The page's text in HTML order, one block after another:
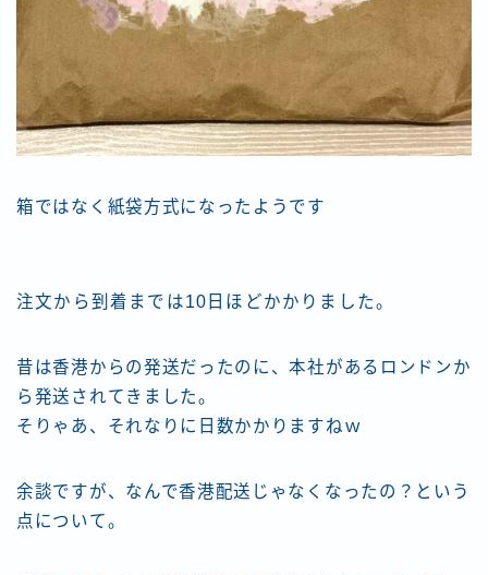
箱ではなく紙袋方式になったようです
注文から到着までは10日ほどかかりました。
昔は香港からの発送だったのに、本社があるロンドンか
ら発送されてきました。
そりゃあ、それなりに日数かかりますねｗ
余談ですが、なんで香港配送じゃなくなったの？という
点について。